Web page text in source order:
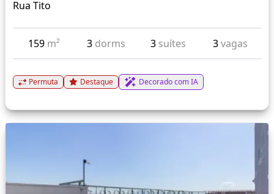
Rua Tito
159 m² 3 dorms 3 suítes 3vagas
Permuta Destaque Decorado com IA